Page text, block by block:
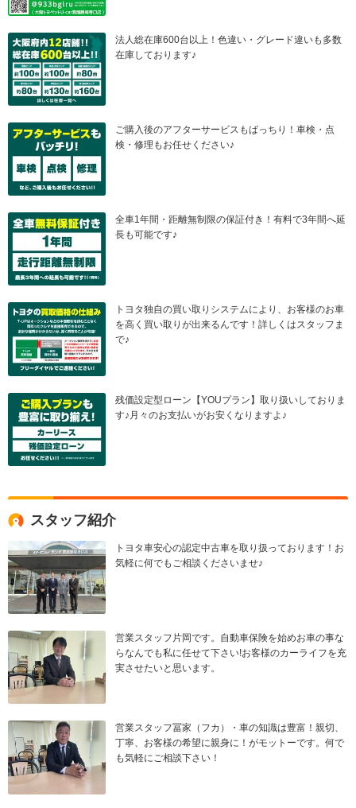
法人総在庫600台以上！色違い・グレード違いも多数
在庫しております♪
ご購入後のアフターサービスもばっちり！車検・点
検・修理もお任せください♪
全車1年間・距離無制限の保証付き！有料で3年間へ延
長も可能です♪
トヨタ独自の買い取りシステムにより、お客様のお車
を高く買い取りが出来るんです！詳しくはスタッフま
で♪
残価設定型ローン【YOUプラン】取り扱いしておりま
す♪月々のお支払いがお安くなりますよ♪
スタッフ紹介
トヨタ車安心の認定中古車を取り扱っております！お
気軽に何でもご相談くださいませ♪
営業スタッフ片岡です。自動車保険を始めお車の事な
らなんでも私に任せて下さい!お客様のカーライフを充
実させたいと思います。
営業スタッフ冨家（フカ）・車の知識は豊富！親切、
丁寧、お客様の希望に親身に！がモットーです。何で
も気軽にご相談下さい！